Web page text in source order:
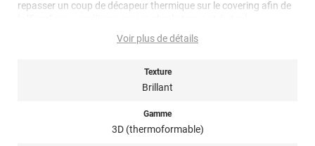
repasser un coup de décapeur thermique sur le covering afin de
phénomène de rétractation.
film de coveringdispose d’une finition 3D, c’est-à-
(décapeur thermique ou sèche-cheveux), il est conseillé dans la
pose de covering sur tout type de surface, planes à très
Voir plus de détails
Texture
Brillant
Gamme
3D (thermoformable)